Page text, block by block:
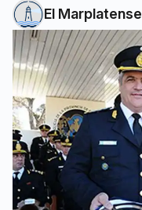
El Marplatense